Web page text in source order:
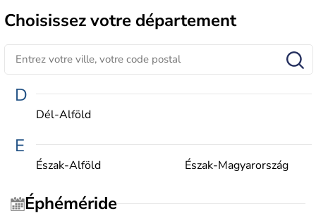
Choisissezvotre département
D
Dél-Alföld
E
Észak-Alföld Észak-Magyarország
Éphéméride